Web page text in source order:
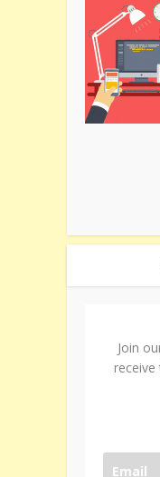
Join